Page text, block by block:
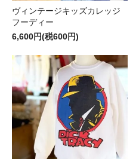
ヴィンテージキッズカレッジ
フーディー
6,600円(税600円)